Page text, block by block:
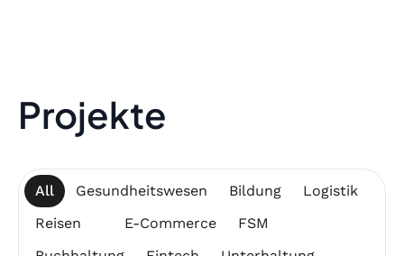
Projekte
All Gesundheitswesen Bildung
Logistik
Reisen
E-Commerce
FSM